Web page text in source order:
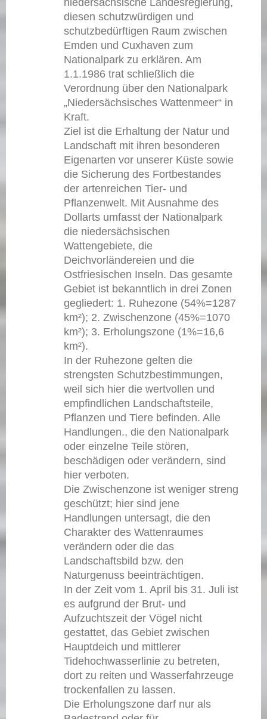
niedersächsische Landesregierung,
diesen schutzwürdigen und
schutzbedürftigen Raum zwischen
Emden und Cuxhaven zum
Nationalpark zu erklären. Am
1.1.1986 trat schließlich die
Verordnung über den Nationalpark
„Niedersächsisches Wattenmeer“ in
Kraft.
Ziel ist die Erhaltung der Natur und
Landschaft mit ihren besonderen
Eigenarten vor unserer Küste sowie
die Sicherung des Fortbestandes
der artenreichen Tier- und
Pflanzenwelt. Mit Ausnahme des
Dollarts umfasst der Nationalpark
die niedersächsischen
Wattengebiete, die
Deichvorländereien und die
Ostfriesischen Inseln. Das gesamte
Gebiet ist bekanntlich in drei Zonen
gegliedert: 1. Ruhezone (54%=1287
km²); 2. Zwischenzone (45%=1070
km²); 3. Erholungszone (1%=16,6
km²).
In der Ruhezone gelten die
strengsten Schutzbestimmungen,
weil sich hier die wertvollen und
empfindlichen Landschaftsteile,
Pflanzen und Tiere befinden. Alle
Handlungen., die den Nationalpark
oder einzelne Teile stören,
beschädigen oder verändern, sind
hier verboten.
Die Zwischenzone ist weniger streng
geschützt; hier sind jene
Handlungen untersagt, die den
Charakter des Wattenraumes
verändern oder die das
Landschaftsbild bzw. den
Naturgenuss beeinträchtigen.
In der Zeit vom 1. April bis 31. Juli ist
es aufgrund der Brut- und
Aufzuchtszeit der Vögel nicht
gestattet, das Gebiet zwischen
Hauptdeich und mittlerer
Tidehochwasserlinie zu betreten,
dort zu reiten und Wasserfahrzeuge
trockenfallen zu lassen.
Die Erholungszone darf nur als